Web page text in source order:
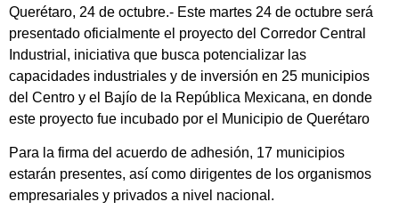
Querétaro, 24 de octubre.- Este martes 24 de octubre será
presentado oficialmente el proyecto del Corredor Central
Industrial, iniciativa que busca potencializar las
capacidades industriales y de inversión en 25 municipios
del Centro y el Bajío de la República Mexicana, en donde
este proyecto fue incubado por el Municipio de Querétaro
Para la firma del acuerdo de adhesión, 17 municipios
estarán presentes, así como dirigentes de los organismos
empresariales y privados a nivel nacional.